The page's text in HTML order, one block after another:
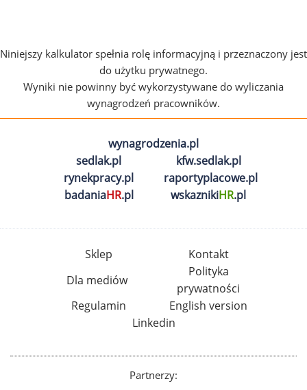
Niniejszy kalkulator spełnia rolę informacyjną i przeznaczony jest
do użytku prywatnego.
Wyniki nie powinny być wykorzystywane do wyliczania
wynagrodzeń pracowników.
wynagrodzenia.pl
sedlak.pl
kfw.sedlak.pl
rynekpracy.pl
raportyplacowe.pl
badaniaHR.pl wskaznikiHR.pl
Sklep
Kontakt
Dla mediów
Polityka
prywatności
Regulamin
English version
Linkedin
Partnerzy: